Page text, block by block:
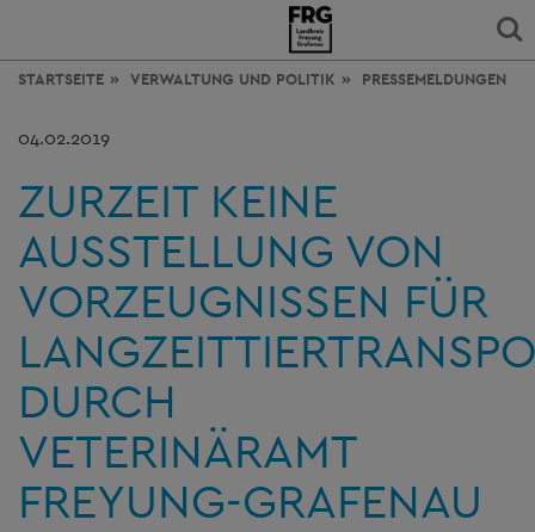
STARTSEITE VERWALTUNG UND POLITIK PRESSEMELDUNGEN
04.02.2019
ZURZEIT KEINE
AUSSTELLUNG VON
VORZEUGNISSEN FÜR
DURCH
VETERINÄRAMT
FREYUNG-GRAFENAU